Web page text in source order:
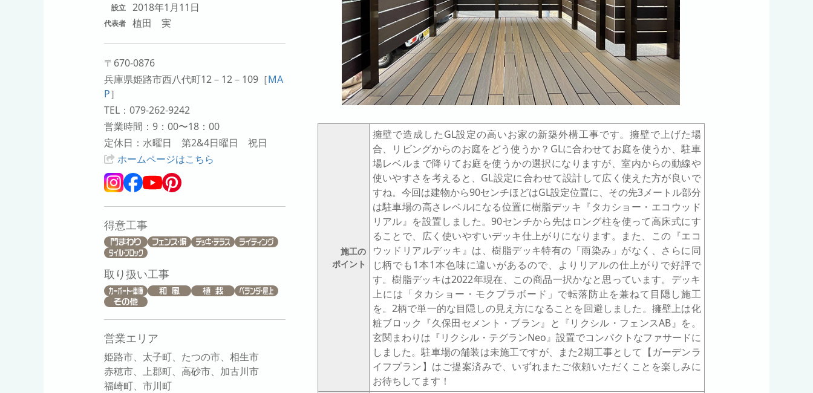
設立 2018年1月11日
代表者 植田 実
〒670-0876
兵庫県姫路市西八代町12－12－109 ［MA
P］
TEL：079-262-9242
営業時間：9：00〜18：00
定休日：水曜日 第2&4日曜日 祝日
ホームページはこちら
得意工事
取り扱い工事
営業エリア
姫路市、太子町、たつの市、相生市
赤穂市、上郡町、高砂市、加古川市
福崎町、市川町
施工の
ポイント
擁壁で造成したGL設定の高いお家の新築外構工事です。擁壁で上げた場
合、リビングからのお庭をどう使うか？GLに合わせてお庭を使うか、駐車
場レベルまで降りてお庭を使うかの選択になりますが、室内からの動線や
使いやすさを考えると、GL設定に合わせて設計して広く使えた方が良いで
すね。今回は建物から90センチほどはGL設定位置に、その先3メートル部分
は駐車場の高さレベルになる位置に樹脂デッキ『タカショー・エコウッド
リアル』を設置しました。90センチから先はロング柱を使って高床式にす
ることで、広く使いやすいデッキ仕上がりになります。また、この『エコ
ウッドリアルデッキ』は、樹脂デッキ特有の「雨染み」がなく、さらに同
じ柄でも1本1本色味に違いがあるので、よりリアルの仕上がりで好評で
す。樹脂デッキは2022年現在、この商品一択かなと思っています。デッキ
上には「タカショー・モクプラボード」で転落防止を兼ねて目隠し施工
を。2柄で単一的な目隠しの見え方になることを回避しました。擁壁上は化
粧ブロック『久保田セメント・ブラン』と『リクシル・フェンスAB』を。
玄関まわりは『リクシル・テグランNeo』設置でコンパクトなファサードに
しました。駐車場の舗装は未施工ですが、また2期工事として【ガーデンラ
イフプラン】はご提案済みで、いずれまたご依頼いただくことを楽しみに
お待ちしてます！